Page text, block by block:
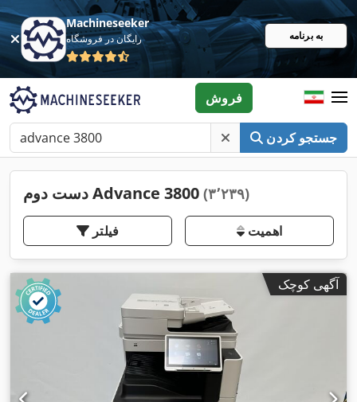
Machineseeker
رایگان در فروشگاه به برنامه
جستجو کردن
فروش
دست دوم Advance 3800 (۳٬۲۳۹)
فیلتر اهمیت
آگهی کوچک